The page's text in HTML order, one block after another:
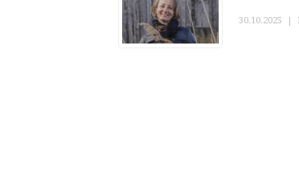
30.10.2025 |